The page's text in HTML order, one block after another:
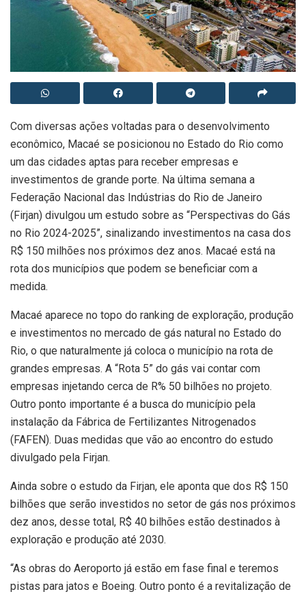
Com diversas ações voltadas para o desenvolvimento
econômico, Macaé se posicionou no Estado do Rio como
um das cidades aptas para receber empresas e
investimentos de grande porte. Na última semana a
Federação Nacional das Indústrias do Rio de Janeiro
(Firjan) divulgou um estudo sobre as “Perspectivas do Gás
no Rio 2024-2025”, sinalizando investimentos na casa dos
R$ 150 milhões nos próximos dez anos. Macaé está na
rota dos municípios que podem se beneficiar com a
medida.
Macaé aparece no topo do ranking de exploração, produção
e investimentos no mercado de gás natural no Estado do
Rio, o que naturalmente já coloca o município na rota de
grandes empresas. A “Rota 5” do gás vai contar com
empresas injetando cerca de R% 50 bilhões no projeto.
Outro ponto importante é a busca do município pela
instalação da Fábrica de Fertilizantes Nitrogenados
(FAFEN). Duas medidas que vão ao encontro do estudo
divulgado pela Firjan.
Ainda sobre o estudo da Firjan, ele aponta que dos R$ 150
bilhões que serão investidos no setor de gás nos próximos
dez anos, desse total, R$ 40 bilhões estão destinados à
exploração e produção até 2030.
“As obras do Aeroporto já estão em fase final e teremos
pistas para jatos e Boeing. Outro ponto é a revitalização de